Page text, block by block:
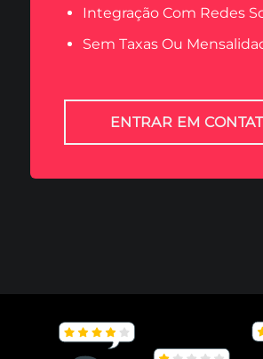
Integração Com Redes
Sem Taxas Ou
ENTRAR EM